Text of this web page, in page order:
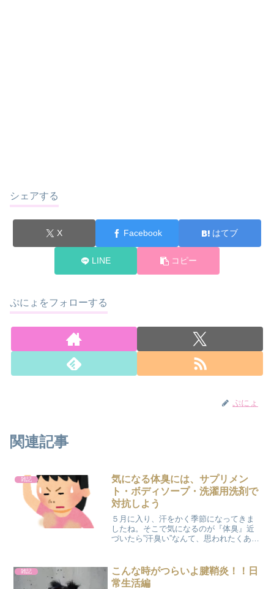
シェアする
X Facebook はてブ
LINE コピー
ぷにょをフォローする
ぷにょ
関連記事
雑記
気になる体臭には、サプリメン
ト・ボディソープ・洗濯用洗剤で
対抗しよう
５月に入り、汗をかく季節になってきま
したね。そこで気になるのが『体臭』近
づいたら”汗臭い”なんて、思われたくあり
ます(^O^)/気になる体臭対策『サプリメン
ト』で対抗「...
雑記
こんな時がつらいよ腱鞘炎！！日
常生活編